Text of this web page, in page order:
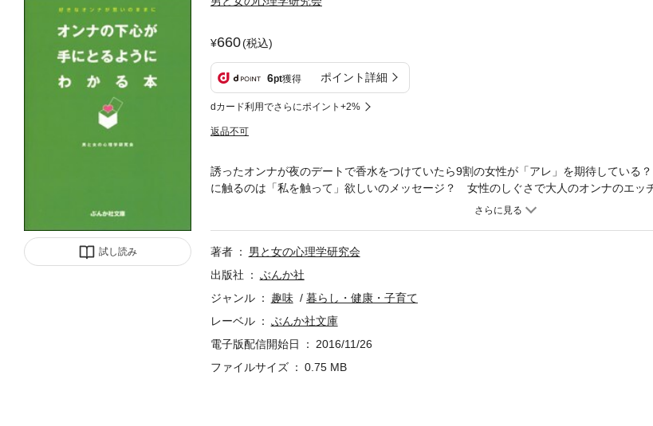
試し読み
660(税込)
6pt獲得 ポイント詳細
dカード利用でさらにポイント+2%
返品不可
誘ったオンナが夜のデートで香水をつけていたら9割の女性が「アレ」を期待している
に触るのは「私を触って」欲しいのメッセージ？ 女性のしぐさで大人のオンナのエッ
心理に関する使えるネタ満載！ プライベートはもちろん、仕事のシーンでも使えるオ
著者
男と女の心理学研究会
出版社
ぶんか社
ジャンル
趣味
暮らし・健康・子育て
レーベル
ぶんか社文庫
電子版配信開始日
2016/11/26
ファイルサイズ
0.75 MB